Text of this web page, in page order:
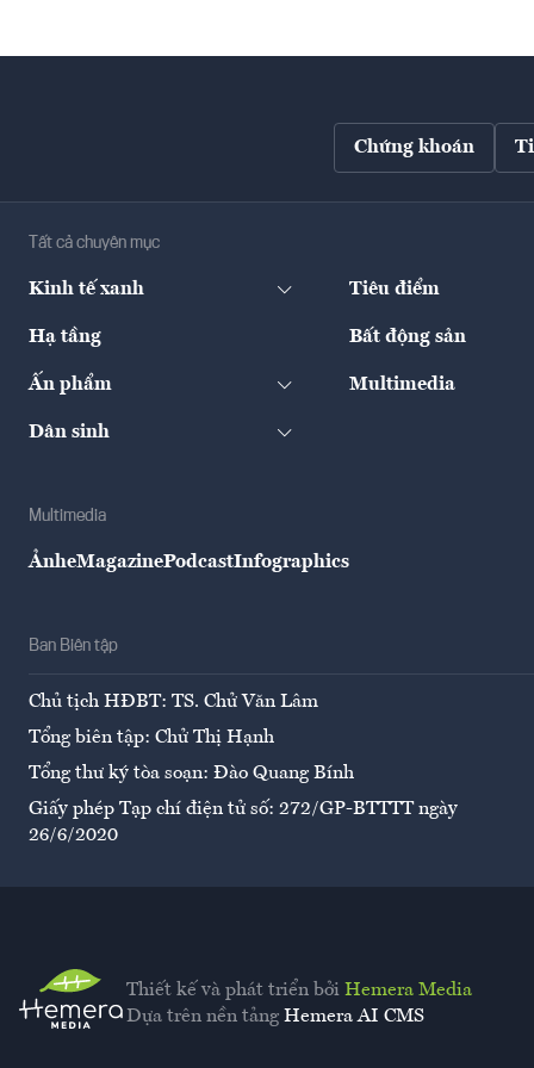
Chứng khoán
Tất cả chuyên mục
Kinh tế xanh Tiêu điểm
Hạ tầng Bất động sản
Ấn phẩm Multimedia
Dân sinh
Multimedia
ẢnheMagazinePodcastInfographics
Ban Biên tập
Chủ tịch HĐBT: TS. Chử Văn Lâm
Tổng biên tập: Chử Thị Hạnh
Tổng thư ký tòa soạn: Đào Quang Bính
Giấy phép Tạp chí điện tử số: 272/GP-BTTTT ngày
26/6/2020
Thiết kế và phát triển bởi Hemera Media
Dựa trên nền tảng Hemera AI CMS